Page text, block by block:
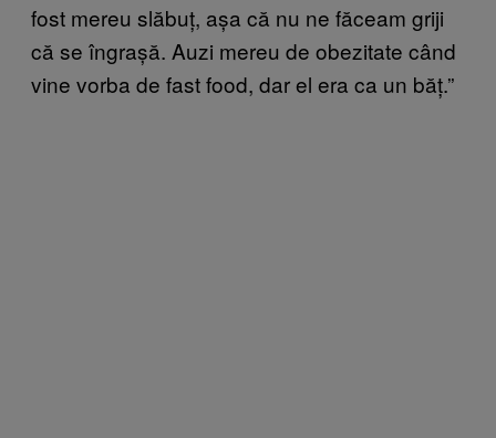
fost mereu slăbuț, așa că nu ne făceam griji
că se îngrașă. Auzi mereu de obezitate când
vine vorba de fast food, dar el era ca un băț.”